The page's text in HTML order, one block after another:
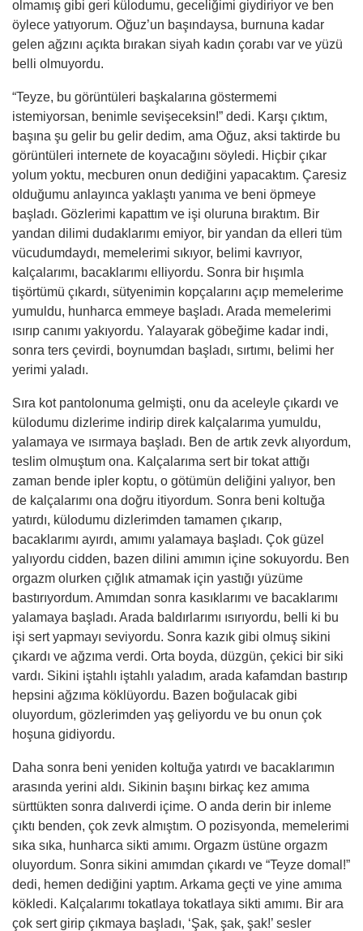
olmamış gibi geri külodumu, geceliğimi giydiriyor ve ben
öylece yatıyorum. Oğuz’un başındaysa, burnuna kadar
gelen ağzını açıkta bırakan siyah kadın çorabı var ve yüzü
belli olmuyordu.
“Teyze, bu görüntüleri başkalarına göstermemi
istemiyorsan, benimle sevişeceksin!” dedi. Karşı çıktım,
başına şu gelir bu gelir dedim, ama Oğuz, aksi taktirde bu
görüntüleri internete de koyacağını söyledi. Hiçbir çıkar
yolum yoktu, mecburen onun dediğini yapacaktım. Çaresiz
olduğumu anlayınca yaklaştı yanıma ve beni öpmeye
başladı. Gözlerimi kapattım ve işi oluruna bıraktım. Bir
yandan dilimi dudaklarımı emiyor, bir yandan da elleri tüm
vücudumdaydı, memelerimi sıkıyor, belimi kavrıyor,
kalçalarımı, bacaklarımı elliyordu. Sonra bir hışımla
tişörtümü çıkardı, sütyenimin kopçalarını açıp memelerime
yumuldu, hunharca emmeye başladı. Arada memelerimi
ısırıp canımı yakıyordu. Yalayarak göbeğime kadar indi,
sonra ters çevirdi, boynumdan başladı, sırtımı, belimi her
yerimi yaladı.
Sıra kot pantolonuma gelmişti, onu da aceleyle çıkardı ve
külodumu dizlerime indirip direk kalçalarıma yumuldu,
yalamaya ve ısırmaya başladı. Ben de artık zevk alıyordum,
teslim olmuştum ona. Kalçalarıma sert bir tokat attığı
zaman bende ipler koptu, o götümün deliğini yalıyor, ben
de kalçalarımı ona doğru itiyordum. Sonra beni koltuğa
yatırdı, külodumu dizlerimden tamamen çıkarıp,
bacaklarımı ayırdı, amımı yalamaya başladı. Çok güzel
yalıyordu cidden, bazen dilini amımın içine sokuyordu. Ben
orgazm olurken çığlık atmamak için yastığı yüzüme
bastırıyordum. Amımdan sonra kasıklarımı ve bacaklarımı
yalamaya başladı. Arada baldırlarımı ısırıyordu, belli ki bu
işi sert yapmayı seviyordu. Sonra kazık gibi olmuş sikini
çıkardı ve ağzıma verdi. Orta boyda, düzgün, çekici bir siki
vardı. Sikini iştahlı iştahlı yaladım, arada kafamdan bastırıp
hepsini ağzıma köklüyordu. Bazen boğulacak gibi
oluyordum, gözlerimden yaş geliyordu ve bu onun çok
hoşuna gidiyordu.
Daha sonra beni yeniden koltuğa yatırdı ve bacaklarımın
arasında yerini aldı. Sikinin başını birkaç kez amıma
sürttükten sonra dalıverdi içime. O anda derin bir inleme
çıktı benden, çok zevk almıştım. O pozisyonda, memelerimi
sıka sıka, hunharca sikti amımı. Orgazm üstüne orgazm
oluyordum. Sonra sikini amımdan çıkardı ve “Teyze domal!”
dedi, hemen dediğini yaptım. Arkama geçti ve yine amıma
kökledi. Kalçalarımı tokatlaya tokatlaya sikti amımı. Bir ara
çok sert girip çıkmaya başladı, ‘Şak, şak, şak!’ sesler